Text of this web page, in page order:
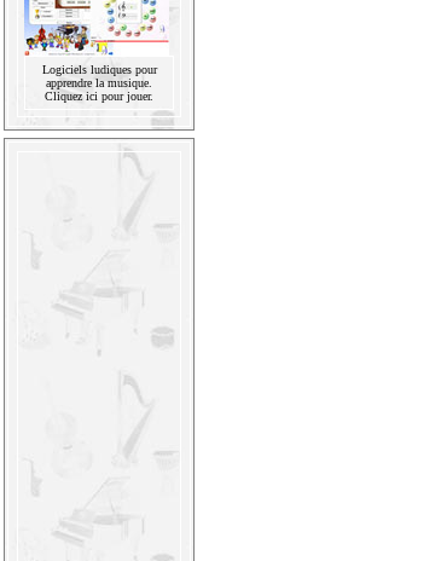
Logiciels ludiques pour
apprendre la musique.
Cliquez ici pour jouer.